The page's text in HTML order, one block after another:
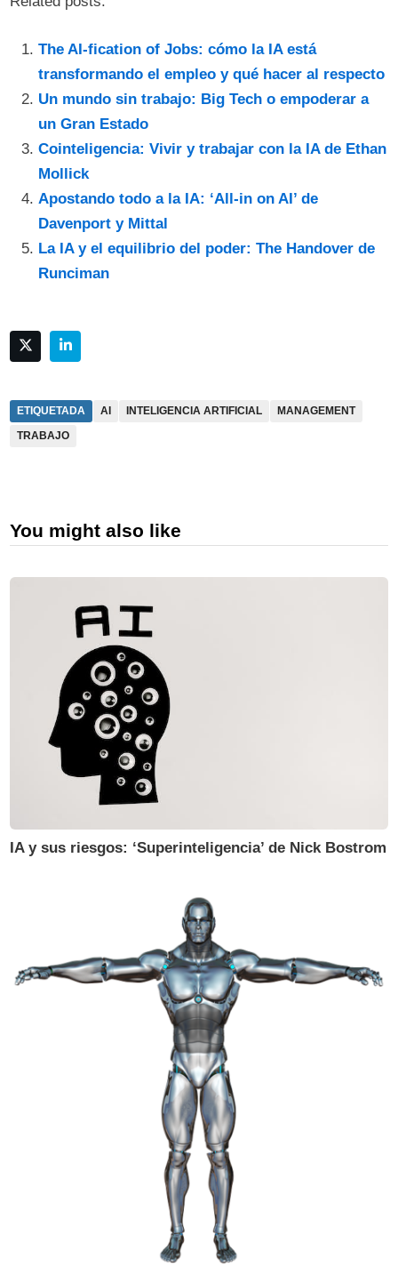
The AI-fication of Jobs: cómo la IA está
transformando el empleo y qué hacer al respecto
Un mundo sin trabajo: Big Tech o empoderar a
un Gran Estado
Cointeligencia: Vivir y trabajar con la IA de Ethan
Mollick
Apostando todo a la IA: ‘All-in on AI’ de
Davenport y Mittal
La IA y el equilibrio del poder: The Handover de
Runciman
ETIQUETADA AI INTELIGENCIA ARTIFICIAL
MANAGEMENT
TRABAJO
You might also like
IA y sus riesgos: ‘Superinteligencia’ de Nick Bostrom